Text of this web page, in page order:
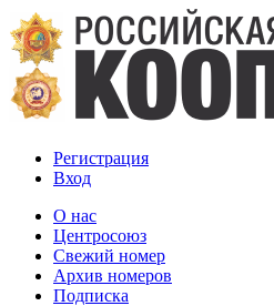
Регистрация
Вход
О нас
Центросоюз
Свежий номер
Архив номеров
Подписка